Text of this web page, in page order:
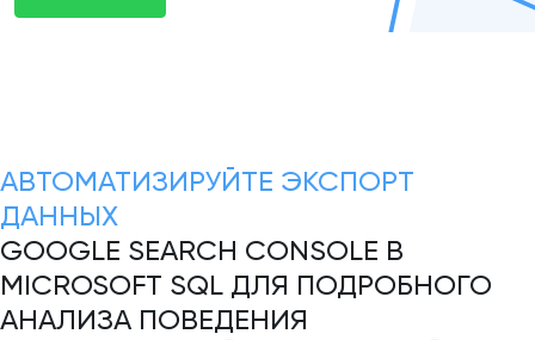
АВТОМАТИЗИРУЙТЕ ЭКСПОРТ
ДАННЫХ
GOOGLE SEARCH CONSOLE В
MICROSOFT SQL ДЛЯ ПОДРОБНОГО
АНАЛИЗА ПОВЕДЕНИЯ